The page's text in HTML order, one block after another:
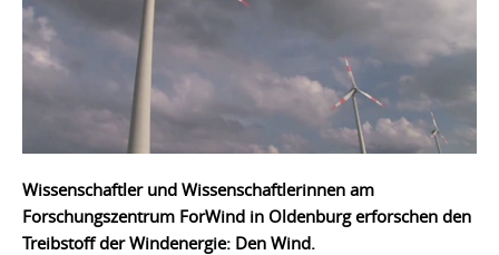
Wissenschaftler und Wissenschaftlerinnen am
Forschungszentrum ForWind in Oldenburg erforschen den
Treibstoff der Windenergie: Den Wind.